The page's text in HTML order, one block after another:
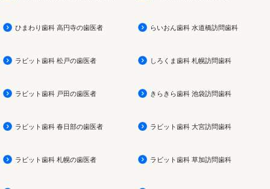
ひまわり歯科 高円寺の歯医者
ラビット歯科 松戸の歯医者
ラビット歯科 戸田の歯医者
ラビット歯科 春日部の歯医者
ラビット歯科 札幌の歯医者
らいおん歯科 水道橋訪問歯科
しろくま歯科 札幌訪問歯科
きらきら歯科 池袋訪問歯科
ラビット歯科 大宮訪問歯科
ラビット歯科 草加訪問歯科